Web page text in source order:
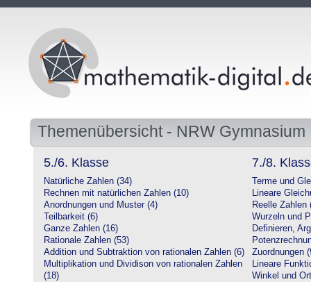
Themenübersicht - NRW Gymnasium
5./6. Klasse
Natürliche Zahlen (34)
Rechnen mit natürlichen Zahlen (10)
Anordnungen und Muster (4)
Teilbarkeit (6)
Ganze Zahlen (16)
Rationale Zahlen (53)
Addition und Subtraktion von rationalen Zahlen (6)
Multiplikation und Dividison von rationalen Zahlen
(18)
7./8.
Terme und
Lineare
Reelle Zahlen
Wurzeln und
Definieren,
Zuordnungen
Lineare
Winkel und